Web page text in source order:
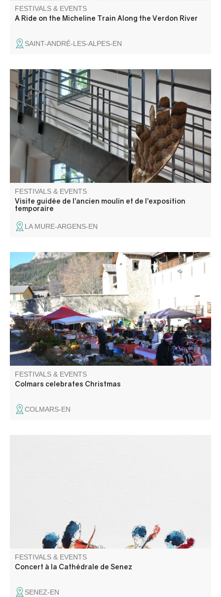
FESTIVALS & EVENTS
A Ride on the Micheline Train Along the Verdon River
SAINT-ANDRÉ-LES-ALPES-EN
Dans le cadre des journées européennes du patrimoine,
partez à la découverte de l’ancien moulin industriel en
visite guidée.
FESTIVALS & EVENTS
Visite guidée de l’ancien moulin et de l’exposition
temporaire
LA MURE-ARGENS-EN
Artisan and flavour market in the colors of Christmas.
Santa Claus parade and candy distribution, raffle, turkey
weighing and mulled wine. Friendly atmosphere around a
fire and hot chestnuts! Entertainment by local
associations.
FESTIVALS & EVENTS
Colmars celebrates Christmas
COLMARS-EN
FESTIVALS & EVENTS
Concert à la Cathédrale de Senez
SENEZ-EN